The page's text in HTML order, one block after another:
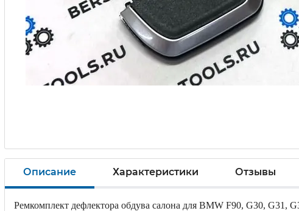
Описание Характеристики Отзывы
Ремкомплект дефлектора обдува салона для BMW F90, G30, G31,